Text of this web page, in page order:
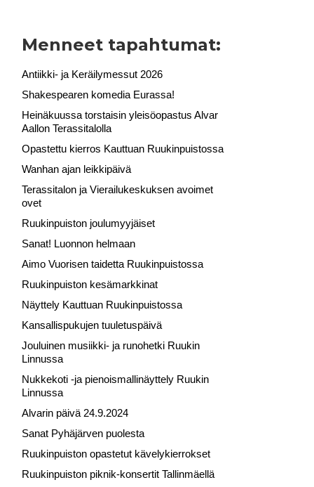
Menneet tapahtumat:
Antiikki- ja Keräilymessut 2026
Shakespearen komedia Eurassa!
Heinäkuussa torstaisin yleisöopastus Alvar
Aallon Terassitalolla
Opastettu kierros Kauttuan Ruukinpuistossa
Wanhan ajan leikkipäivä
Terassitalon ja Vierailukeskuksen avoimet
ovet
Ruukinpuiston joulumyyjäiset
Sanat! Luonnon helmaan
Aimo Vuorisen taidetta Ruukinpuistossa
Ruukinpuiston kesämarkkinat
Näyttely Kauttuan Ruukinpuistossa
Kansallispukujen tuuletuspäivä
Jouluinen musiikki- ja runohetki Ruukin
Linnussa
Nukkekoti -ja pienoismallinäyttely Ruukin
Linnussa
Alvarin päivä 24.9.2024
Sanat Pyhäjärven puolesta
Ruukinpuiston opastetut kävelykierrokset
Ruukinpuiston piknik-konsertit Tallinmäellä